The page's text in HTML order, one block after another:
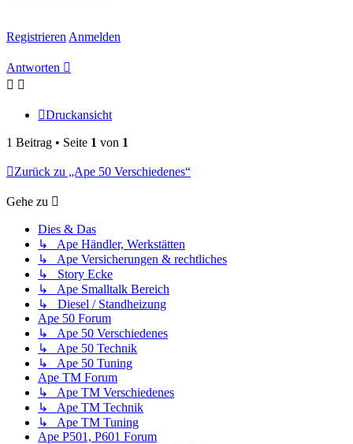
Registrieren Anmelden
Antworten
Druckansicht
1 Beitrag • Seite 1 von 1
Zurück zu „Ape 50 Verschiedenes“
Gehe zu
Dies & Das
↳ Ape Händler, Werkstätten
↳ Ape Versicherungen & rechtliches
↳ Story Ecke
↳ Ape Smalltalk Bereich
↳ Diesel / Standheizung
Ape 50 Forum
↳ Ape 50 Verschiedenes
↳ Ape 50 Technik
↳ Ape 50 Tuning
Ape TM Forum
↳ Ape TM Verschiedenes
↳ Ape TM Technik
↳ Ape TM Tuning
Ape P501, P601 Forum